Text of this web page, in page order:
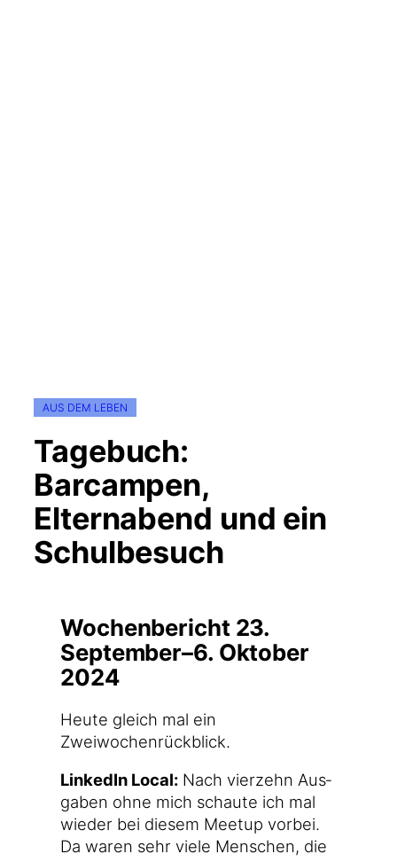
AUS DEM LEBEN
Tagebuch:
Barcampen,
Elternabend und ein
Schulbesuch
Wochenbericht 23.
September–6. Oktober
2024
Heu­te gleich mal ein
Zweiwochenrückblick.
Lin­ke­dIn Local: Nach vier­zehn Aus­
ga­ben ohne mich schau­te ich mal
wie­der bei die­sem Meet­up vor­bei.
Da waren sehr vie­le Men­schen, die